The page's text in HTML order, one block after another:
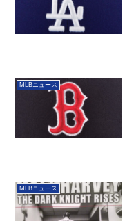
MLBニュース
MLBニュース